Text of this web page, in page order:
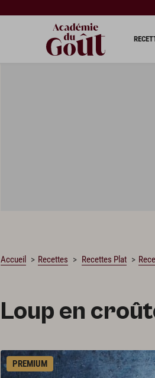
Accueil Recettes Recettes Plat
Loup en
PREMIUM